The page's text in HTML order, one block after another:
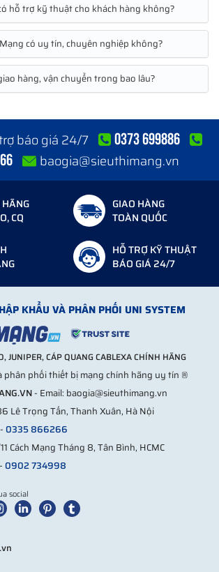
hỗ trợ kỹ thuật cho khách hàng không?
có uy tín, chuyên nghiệp không?
hàng, vận chuyển trong bao lâu?
báo giá 24/7
0373 699886
baogia@sieuthimang.vn
CQ
GIAO HÀNG
TOÀN QUỐC
HỖ TRỢ KỸ THUẬT
BÁO GIÁ 24/7
KHẨU VÀ PHÂN PHỐI UNI SYSTEM
JUNIPER, CÁP QUANG CABLEXA CHÍNH HÃNG
phân phối thiết bị mạng chính hãng uy tín ®
- Email: baogia@sieuthimang.vn
Lê Trọng Tấn, Thanh Xuân, Hà Nội
-0335 866266
Cách Mạng Tháng 8, Tân Bình, HCMC
-0902 734998
social